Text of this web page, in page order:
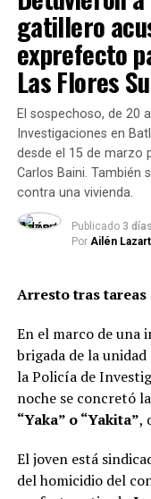
Clasificaciones
Para elaborar el
participaron del
móviles de los
aparecen
manera
espontánea sino
proyectó al menos
cometió.
producidas por una
interesada en el
involucradas en el
localidad.
gatillero
exprefecto
Las Flores
El sospechoso, de 20
Investigaciones en
desde el 15 de marzo
Carlos Baini. También
contra una vivienda.
Publicado 3
Por Ailén
Arresto tras
En el marco de una
brigada de la
la Policía de
noche se concretó
“Yaka” o “Yakita”,
El joven está
del homicidio del